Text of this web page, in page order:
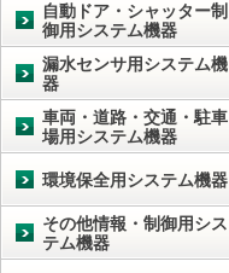
自動ドア・シャッター制
御用システム機器
漏水センサ用システム機
器
車両・道路・交通・駐車
場用システム機器
環境保全用システム機器
その他情報・制御用シス
テム機器